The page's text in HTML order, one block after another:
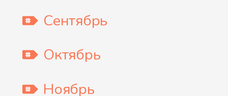
Сентябрь
Октябрь
Ноябрь